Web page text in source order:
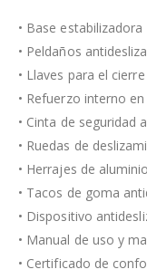
• Base estabilizadora
• Peldaños
• Llaves para el
• Refuerzo interno
• Cinta de seguridad
• Ruedas de
• Herrajes de aluminio
• Tacos de goma
• Dispositivo
• Manual de uso y
• Certificado de